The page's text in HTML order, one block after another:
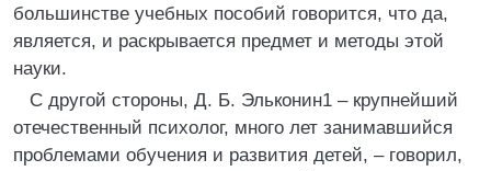
большинстве учебных пособий говорится, что да,
является, и раскрывается предмет и методы этой
науки.
С другой стороны, Д. Б. Эльконин1 – крупнейший
отечественный психолог, много лет занимавшийся
проблемами обучения и развития детей, – говорил,